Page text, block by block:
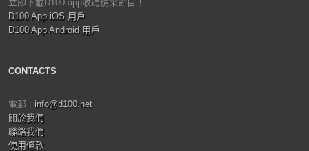
立即下載D100 app收聽精采節目！
D100 App iOS 用戶
D100 App Android 用戶
CONTACTS
電郵 : info@d100.net
關於我們
聯絡我們
使用條款